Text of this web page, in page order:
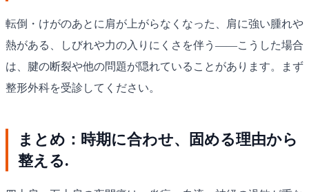
転倒・けがのあとに肩が上がらなくなった、肩に強い腫れや
熱がある、しびれや力の入りにくさを伴う——こうした場合
は、腱の断裂や他の問題が隠れていることがあります。まず
整形外科を受診してください。
まとめ：時期に合わせ、固める理由から
整える.